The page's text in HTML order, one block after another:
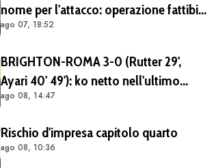
nome per l'attacco: operazione fattibile
solo in prestito
ago 07, 18:52
BRIGHTON-ROMA 3-0 (Rutter 29',
Ayari 40' 49'): ko netto nell'ultimo
match del tour britannico (FOTO e
ago 08, 14:47
Rischio d'impresa capitolo quarto
ago 08, 10:36